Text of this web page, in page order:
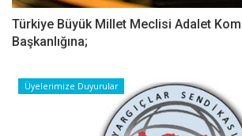
Türkiye Büyük Millet Meclisi Adalet
Başkanlığına;
Üyelerimize Duyurular